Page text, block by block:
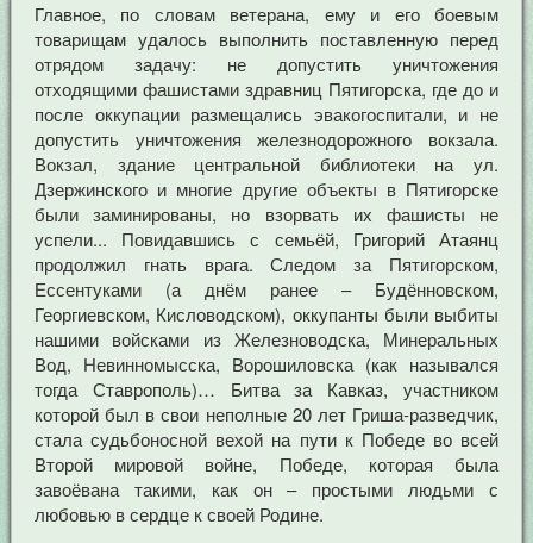
Главное, по словам ветерана, ему и его боевым
товарищам удалось выполнить поставленную перед
отрядом задачу: не допустить уничтожения
отходящими фашистами здравниц Пятигорска, где до и
после оккупации размещались эвакогоспитали, и не
допустить уничтожения железнодорожного вокзала.
Вокзал, здание центральной библиотеки на ул.
Дзержинского и многие другие объекты в Пятигорске
были заминированы, но взорвать их фашисты не
успели... Повидавшись с семьёй, Григорий Атаянц
продолжил гнать врага. Следом за Пятигорском,
Ессентуками (а днём ранее – Будённовском,
Георгиевском, Кисловодском), оккупанты были выбиты
нашими войсками из Железноводска, Минеральных
Вод, Невинномысска, Ворошиловска (как назывался
тогда Ставрополь)… Битва за Кавказ, участником
которой был в свои неполные 20 лет Гриша-разведчик,
стала судьбоносной вехой на пути к Победе во всей
Второй мировой войне, Победе, которая была
завоёвана такими, как он – простыми людьми с
любовью в сердце к своей Родине.